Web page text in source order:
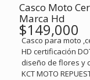
Casco Moto
Marca Hd
$149,000
Casco para moto
HD certificación
diseño de flores y
KCT MOTO